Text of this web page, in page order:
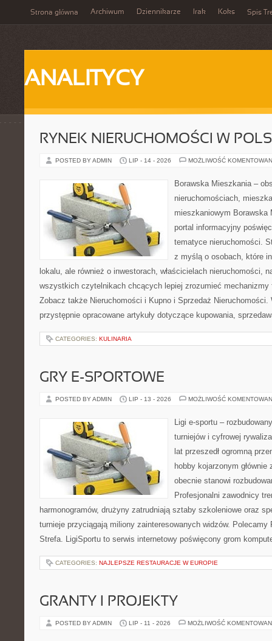
Strona główna Archiwum Dziennikarze Irak Koks Spis
ANALITYCY
RYNEK NIERUCHOMOŚCI W
POSTED BY ADMIN LIP - 14 - 2026 MOŻLIWOŚĆ
Borawska Mieszkania –
nieruchomościach,
mieszkaniowym Borawska
portal informacyjny
tematyce nieruchomości.
z myślą o osobach, które
lokalu, ale również o inwestorach, właścicielach nieruchomości,
wszystkich czytelnikach chcących lepiej zrozumieć mechanizmy
Zobacz także Nieruchomości i Kupno i Sprzedaż
przystępnie opracowane artykuły dotyczące kupowania,
CATEGORIES: KULINARIA
GRY E-SPORTOWE
POSTED BY ADMIN LIP - 13 - 2026 MOŻLIWOŚĆ
Ligi e-sportu –
turniejów i cyfrowej
lat przeszedł ogromną
hobby kojarzonym
obecnie stanowi
Profesjonalni zawodnicy
harmonogramów, drużyny zatrudniają sztaby szkoleniowe oraz
turnieje przyciągają miliony zainteresowanych widzów.
Strefa. LigiSportu to serwis internetowy poświęcony grom
CATEGORIES: NAJLEPSZE RESTAURACJE W EUROPIE
GRANTY I PROJEKTY
POSTED BY ADMIN LIP - 11 - 2026 MOŻLIWOŚĆ